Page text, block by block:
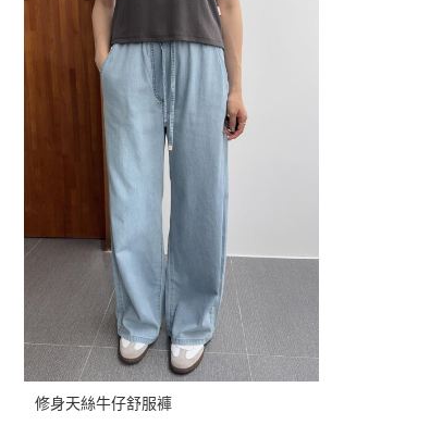
修身天絲牛仔舒服褲